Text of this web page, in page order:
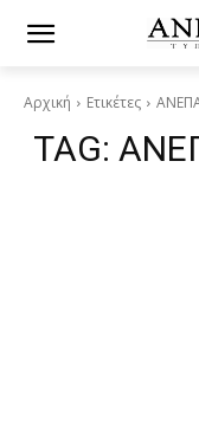
Αρχική Ετικέτες
TAG: